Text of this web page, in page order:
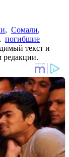
, Сомали,
, погибшие
текст и
редакции.